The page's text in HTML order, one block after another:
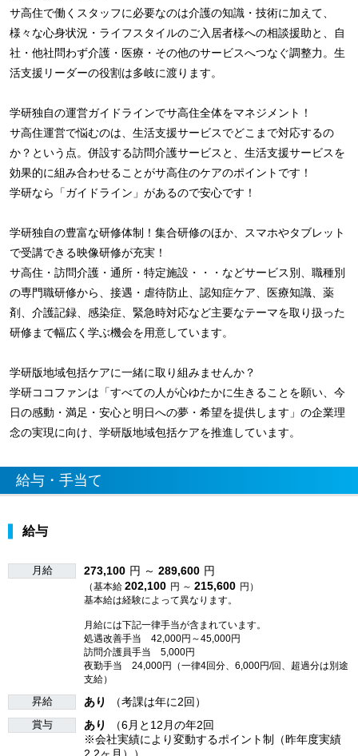
サ高住で働くスタッフに必要なのは介護の知識・技術に加えて、
様々な心身状況・ライフスタイルのご入居者様への相談援助と、自
社・他社問わず介護・医療・その他のサービスへつなぐ調整力。生
活支援リーダーの役割は多岐に渡ります。
学研独自の運営ガイドラインでサ高住全体をマネジメント！
サ高住運営で悩むのは、生活支援サービスでどこまで対応するの
か？という点。併設する訪問介護サービスと、生活支援サービスを
効果的に組み合わせることがサ高住のケアのポイントです！
学研なら「ガイドライン」があるので安心です！
学研独自の豊富な研修体制！集合研修のほか、スマホやタブレット
で受講できる映像研修が充実！
サ高住・訪問介護・通所・特定施設・・・などサービス別、職種別
の専門職研修から、接遇・虐待防止、認知症ケア、医療知識、薬
剤、介護記録、感染症、緊急時対応など主要なテーマを取り扱った
研修まで幅広く学ぶ機会を用意しています。
学研版地域包括ケアに一緒に取り組みませんか？
学研ココファンは「すべての人が心ゆたかに生きることを願い、今
日の感動・満足・安心と明日への夢・希望を提供します」の企業理
念の実現に向け、学研版地域包括ケアを推進しています。
給与・手当て
給与
月給 273,100 円 ～ 289,600 円
（基本給 202,100 円 ～ 215,600 円）
基本給は経験によって異なります。
月給には下記一律手当が含まれています。
処遇改善手当 42,000円～45,000円
訪問介護員手当 5,000円
夜勤手当 24,000円（一律4回分、6,000円/回、超過分は別途
支給）
昇給 あり （考課は年に2回）
賞与 あり
（6月と12月の年2回
※会社実績により変動するポイント制（昨年度実績
2.2ヶ月））